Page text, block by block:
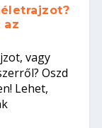
az
vagy
Oszd
Lehet,